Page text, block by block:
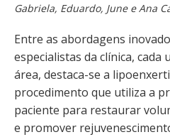
Gabriela, Eduardo, June e Ana
Entre as abordagens
especialistas da clínica, cada
área, destaca-se a
procedimento que utiliza a
paciente para restaurar
e promover